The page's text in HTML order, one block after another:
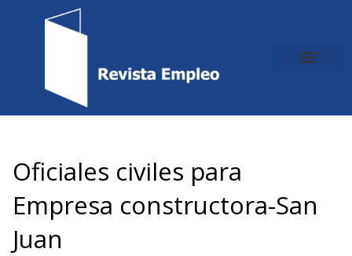
Oficiales civiles para
Empresa constructora-San
Juan